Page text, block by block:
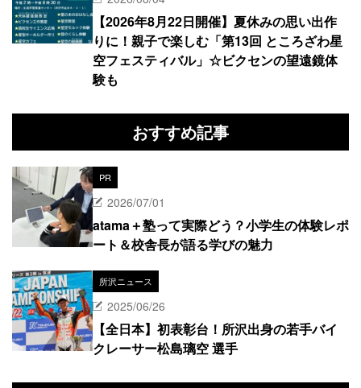
【2026年8月22日開催】夏休みの思い出作
りに！親子で楽しむ「第13回 ところざわ星
空フェスティバル」☆ビクセンの望遠鏡体
験も
おすすめ記事
PR
2026/07/01
atama＋塾って実際どう？小学生の体験レポ
ート＆校舎長が語る学びの魅力
所沢ニュース
2025/06/26
【全日本】初表彰台！所沢出身の若手バイ
クレーサー松島璃空 選手